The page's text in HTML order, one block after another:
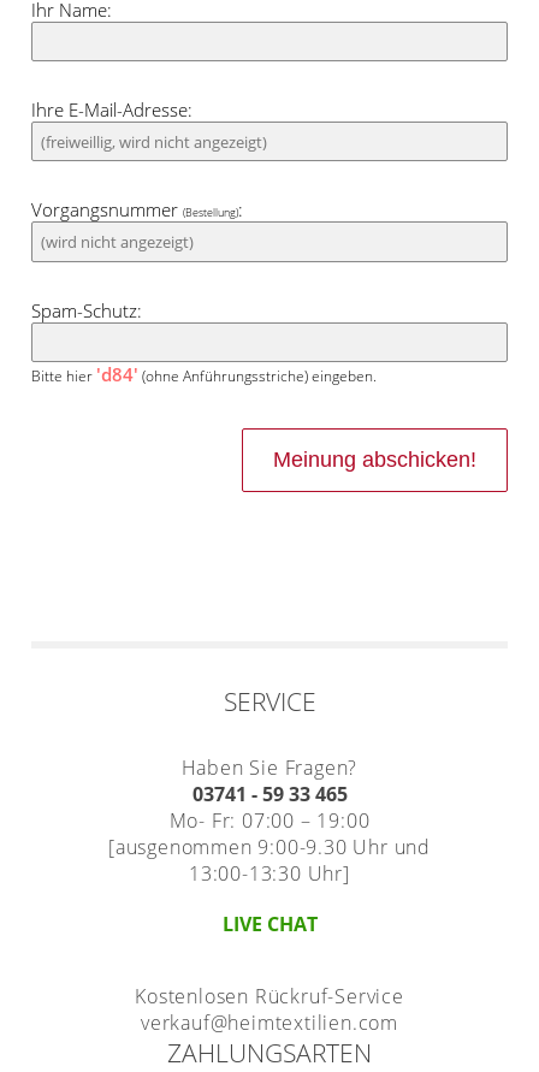
Ihr Name:
Ihre E-Mail-Adresse:
Vorgangsnummer(Bestellung):
Spam-Schutz:
Bitte hier 'd84' (ohne Anführungsstriche) eingeben.
SERVICE
Haben Sie Fragen?
03741 - 59 33 465
Mo- Fr: 07:00 – 19:00
[ausgenommen 9:00-9.30 Uhr und
13:00-13:30 Uhr]
LIVE CHAT
Kostenlosen Rückruf-Service
verkauf@heimtextilien.com
ZAHLUNGSARTEN